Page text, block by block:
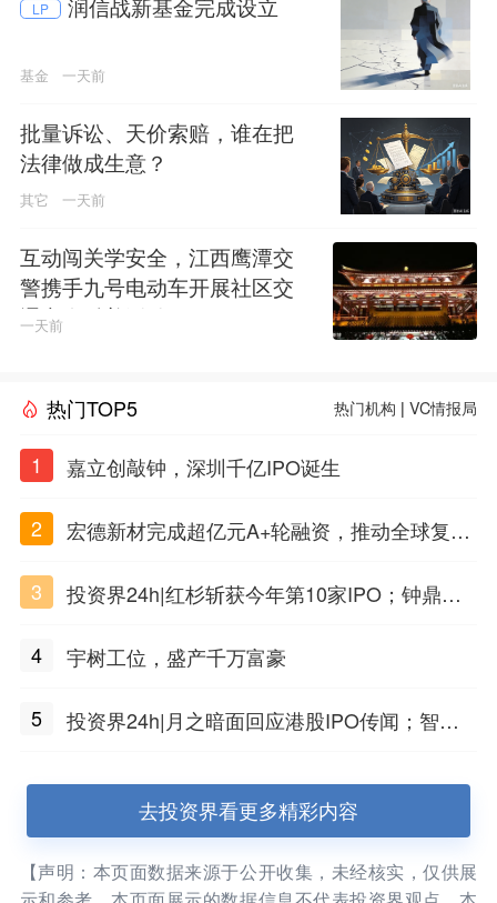
LP 润信战新基金完成设立
基金 一天前
批量诉讼、天价索赔，谁在把
法律做成生意？
其它 一天前
互动闯关学安全，江西鹰潭交
警携手九号电动车开展社区交
通安全科普活动
一天前
热门TOP5 热门机构 |VC情报局
1 嘉立创敲钟，深圳千亿IPO诞生
2
宏德新材完成超亿元A+轮融资，推动全球复合
3
投资界24h|红杉斩获今年第10家IPO；钟鼎投
水
4 宇树工位，盛产千万富豪
5
投资界24h|月之暗面回应港股IPO传闻；智元
去投资界看更多精彩内容
【声明：本页面数据来源于公开收集，未经核实，仅供展